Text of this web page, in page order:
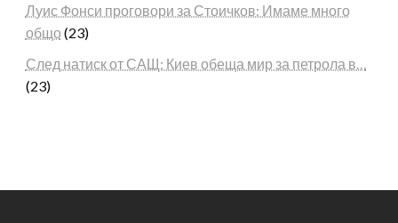
Луис Фонси проговори за Стоичков: Имаме много
общо (23)
След натиск от САЩ: Киев обеща мир за петрола в…
(23)